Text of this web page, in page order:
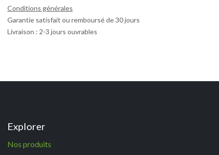
Conditions générales
Garantie satisfait ou remboursé de 30 jours
Livraison : 2-3 jours ouvrables
Explorer
Nos produits